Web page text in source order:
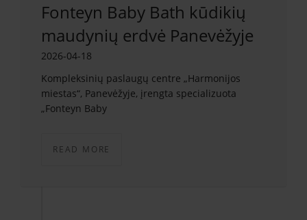
Fonteyn Baby Bath kūdikių
maudynių erdvė Panevėžyje
2026-04-18
Kompleksinių paslaugų centre „Harmonijos
miestas“, Panevėžyje, įrengta specializuota
„Fonteyn Baby
READ MORE